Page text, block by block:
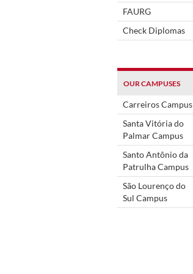
FAURG
Check Diplomas
OUR CAMPUSES
Carreiros Campus
Santa Vitória do
Palmar Campus
Santo Antônio da
Patrulha Campus
São Lourenço do
Sul Campus